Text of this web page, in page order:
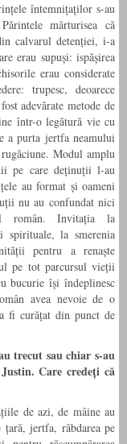
întemnițaților s-au
mărturisea că
calvarul detenției, i-a
erau supuși: ispășirea
erau considerate
trupesc, deoarece
adevărate metode de
într-o legătură vie cu
a purta jertfa neamului
Modul amplu
pe care deținuții l-au
au format și oameni
nu au confundat nici
român. Invitația la
spirituale, la smerenia
pentru a renaște
pe tot parcursul vieții
bucurie își îndeplinesc
avea nevoie de o
fi curățat din punct de
trecut sau chiar s-au
Care credeți că
de azi, de mâine au
țară, jertfa, răbdarea pe